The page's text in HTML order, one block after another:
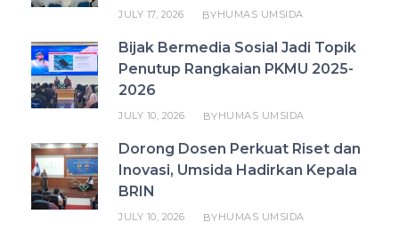
JULY 17, 2026 BYHUMAS UMSIDA
Bijak Bermedia Sosial Jadi Topik
Penutup Rangkaian PKMU 2025-
2026
JULY 10, 2026 BYHUMAS UMSIDA
Dorong Dosen Perkuat Riset dan
Inovasi, Umsida Hadirkan Kepala
BRIN
JULY 10, 2026 BYHUMAS UMSIDA